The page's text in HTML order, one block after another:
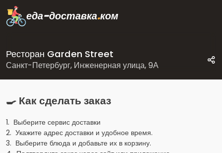
еда-доставка.ком
Ресторан Garden Street
Санкт-Петербург, Инженерная улица, 9А
🍳 Как сделать заказ
1. Выберите сервис доставки
2. Укажите адрес доставки и удобное время.
3. Выберите блюда и добавьте их в корзину.